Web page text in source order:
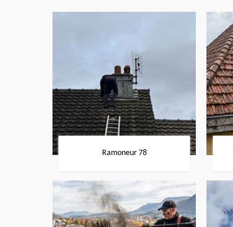
Ramoneur 78